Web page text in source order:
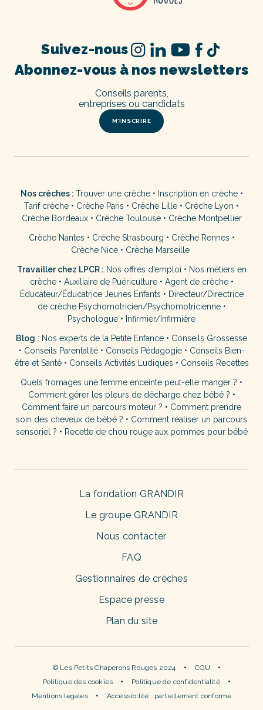
Abonnez-vous à nos newsletters
M’INSCRIRE
Conseils parents,
entreprises ou candidats
Suivez-nous
Nos crèches : Trouver une crèche• Inscription en crèche•
Tarif crèche • Crèche Paris • Crèche Lille • Crèche Lyon •
Crèche Bordeaux• Crèche Toulouse• Crèche Montpellier
Crèche Nantes • Crèche Strasbourg • Crèche Rennes •
Crèche Nice • Crèche Marseille
Travailler chez LPCR : Nos offres d’emploi • Nos métiers en
crèche• Auxiliaire de Puériculture• Agent de crèche•
Éducateur/Éducatrice Jeunes Enfants • Directeur/Directrice
de crèche Psychomotricien/Psychomotricienne•
Psychologue • Infirmier/Infirmière
Blog : Nos experts de la Petite Enfance • Conseils Grossesse
• Conseils Parentalité• Conseils Pédagogie• Conseils Bien-
être et Santé• Conseils Activités Ludiques • Conseils Recettes
Quels fromages une femme enceinte peut-elle manger ? •
Comment gérer les pleurs de décharge chez bébé ? •
Comment faire un parcours moteur ? • Comment prendre
soin des cheveux de bébé ? • Comment réaliser un parcours
sensoriel ? • Recette de chou rouge aux pommes pour bébé
La fondation GRANDIR
Le groupe GRANDIR
Nous contacter
FAQ
Gestionnaires de crèches
Espace presse
Plan du site
© Les Petits Chaperons Rouges 2024
CGU
Politique des cookies
Politique de confidentialité
Mentions légales
Accessibilité : partiellement conforme